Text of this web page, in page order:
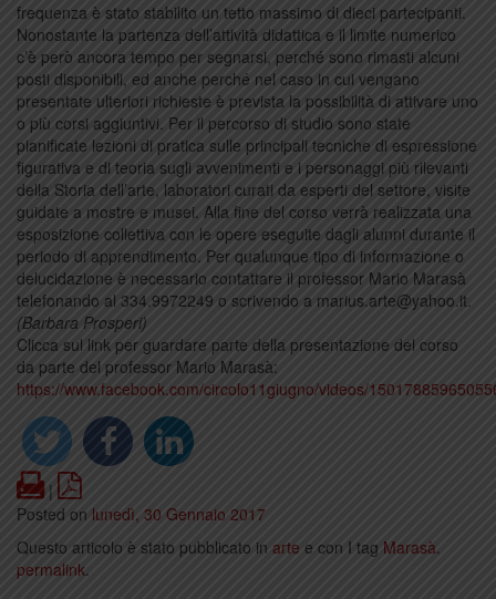
frequenza è stato stabilito un tetto massimo di dieci partecipanti.
Nonostante la partenza dell’attività didattica e il limite numerico
c’è però ancora tempo per segnarsi, perché sono rimasti alcuni
posti disponibili, ed anche perché nel caso in cui vengano
presentate ulteriori richieste è prevista la possibilità di attivare uno
o più corsi aggiuntivi. Per il percorso di studio sono state
pianificate lezioni di pratica sulle principali tecniche di espressione
figurativa e di teoria sugli avvenimenti e i personaggi più rilevanti
della Storia dell’arte, laboratori curati da esperti del settore, visite
guidate a mostre e musei. Alla fine del corso verrà realizzata una
esposizione collettiva con le opere eseguite dagli alunni durante il
periodo di apprendimento. Per qualunque tipo di informazione o
delucidazione è necessario contattare il professor Mario Marasà
telefonando al 334.9972249 o scrivendo a marius.arte@yahoo.it.
(Barbara Prosperi)
Clicca sul link per guardare parte della presentazione del corso
da parte del professor Mario Marasà:
https://www.facebook.com/circolo11giugno/videos/
Print
|
Posted on lunedì, 30 Gennaio 2017
Questo articolo è stato pubblicato in arte e con I tag Marasà.
permalink.